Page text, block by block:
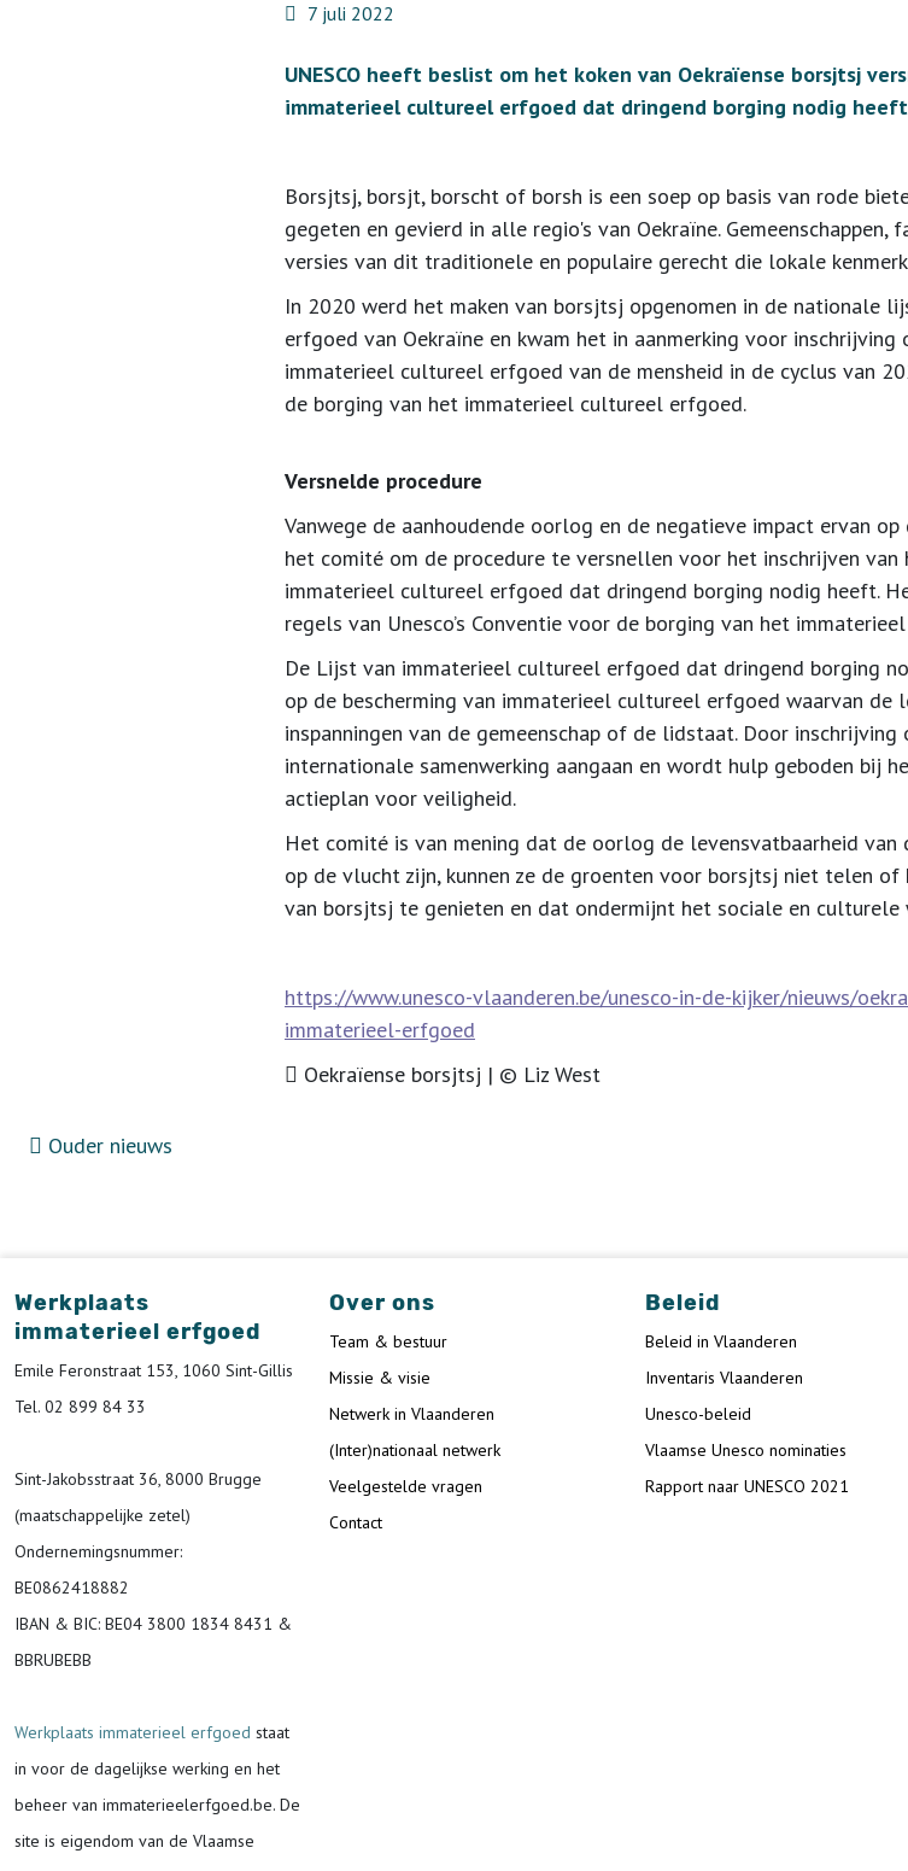
7 juli 2022
UNESCO heeft beslist om het koken van Oekraïense borsjtsj
immaterieel cultureel erfgoed dat dringend borging nodig
Borsjtsj, borsjt, borscht of borsh is een soep op basis van rode
gegeten en gevierd in alle regio's van Oekraïne.
versies van dit traditionele en populaire gerecht die lokale
In 2020 werd het maken van borsjtsj opgenomen in de nationale
erfgoed van Oekraïne en kwam het in aanmerking voor
immaterieel cultureel erfgoed van de mensheid in de cyclus van
de borging van het immaterieel cultureel erfgoed.
Versnelde procedure
Vanwege de aanhoudende oorlog en de negatieve impact ervan
het comité om de procedure te versnellen voor het inschrijven
immaterieel cultureel erfgoed dat dringend borging nodig heeft.
regels van Unesco’s Conventie voor de borging van het
De Lijst van immaterieel cultureel erfgoed dat dringend borging
op de bescherming van immaterieel cultureel erfgoed waarvan de
inspanningen van de gemeenschap of de lidstaat. Door
internationale samenwerking aangaan en wordt hulp geboden bij
actieplan voor veiligheid.
Het comité is van mening dat de oorlog de levensvatbaarheid
op de vlucht zijn, kunnen ze de groenten voor borsjtsj niet telen of
van borsjtsj te genieten en dat ondermijnt het sociale en culturele
https://www.unesco-vlaanderen.be/unesco-in-de-kijker/nieuws/
immaterieel-erfgoed
Oekraïense borsjtsj | © Liz West
Ouder nieuws
Werkplaats
immaterieel erfgoed
Emile Feronstraat 153, 1060 Sint-Gillis
Tel. 02 899 84 33
Sint-Jakobsstraat 36, 8000 Brugge
(maatschappelijke zetel)
Ondernemingsnummer:
BE0862418882
IBAN & BIC: BE04 3800 1834 8431 &
BBRUBEBB
Werkplaats immaterieel erfgoed staat
in voor de dagelijkse werking en het
beheer van immaterieelerfgoed.be. De
site is eigendom van de Vlaamse
Over ons
Team & bestuur
Missie & visie
Netwerk in Vlaanderen
(Inter)nationaal netwerk
Veelgestelde vragen
Contact
Beleid
Beleid in Vlaanderen
Inventaris Vlaanderen
Unesco-beleid
Vlaamse Unesco nominaties
Rapport naar UNESCO 2021